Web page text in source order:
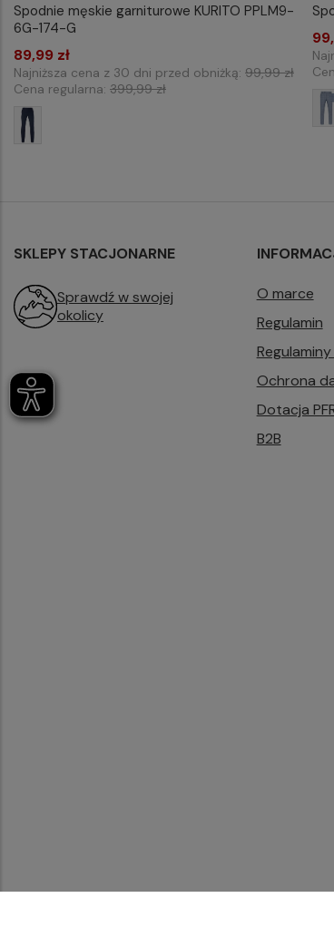
WYBIERZ ROZMIAR DO KOSZYKA
Spodnie męskie garniturowe KURITO PPLM9-
6G-174-G
89,99 zł
Najniższa cena z 30 dni przed obniżką: 99,99 zł
Cena regularna: 399,99 zł
SKLEPY STACJONARNE
Sprawdź w swojej
okolicy
O marce
Regulamin
Ochrona
Dotacja
B2B